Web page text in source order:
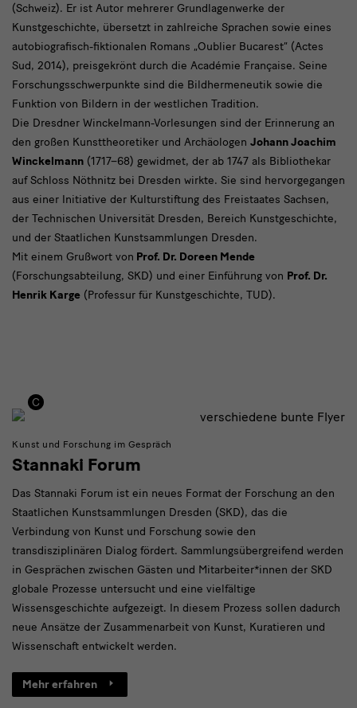
(Schweiz). Er ist Autor mehrerer Grundlagenwerke der
Kunstgeschichte, übersetzt in zahlreiche Sprachen sowie eines
autobiografisch-fiktionalen Romans „Oublier Bucarest“ (Actes
Sud, 2014), preisgekrönt durch die Académie Française. Seine
Forschungsschwerpunkte sind die Bildhermeneutik sowie die
Funktion von Bildern in der westlichen Tradition.
Die Dresdner Winckelmann-Vorlesungen sind der Erinnerung an
den großen Kunsttheoretiker und Archäologen Johann Joachim
Winckelmann (1717–68) gewidmet, der ab 1747 als Bibliothekar
auf Schloss Nöthnitz bei Dresden wirkte. Sie sind hervorgegangen
aus einer Initiative der Kulturstiftung des Freistaates Sachsen,
der Technischen Universität Dresden, Bereich Kunstgeschichte,
und der Staatlichen Kunstsammlungen Dresden.
Mit einem Grußwort von Prof. Dr. Doreen Mende
(Forschungsabteilung, SKD) und einer Einführung von Prof. Dr.
Henrik Karge (Professur für Kunstgeschichte, TUD).
Kunst und Forschung im Gespräch
Stannaki Forum
Das Stannaki Forum ist ein neues Format der Forschung an den
Staatlichen Kunstsammlungen Dresden (SKD), das die
Verbindung von Kunst und Forschung sowie den
transdisziplinären Dialog fördert. Sammlungsübergreifend werden
in Gesprächen zwischen Gästen und Mitarbeiter*innen der SKD
globale Prozesse untersucht und eine vielfältige
Wissensgeschichte aufgezeigt. In diesem Prozess sollen dadurch
neue Ansätze der Zusammenarbeit von Kunst, Kuratieren und
Wissenschaft entwickelt werden.
Mehr erfahren